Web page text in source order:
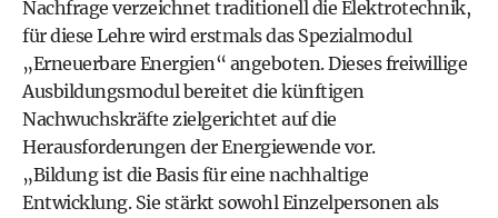
Nachfrage verzeichnet traditionell die Elektrotechnik,
für diese Lehre wird erstmals das Spezialmodul
„Erneuerbare Energien“ angeboten. Dieses freiwillige
Ausbildungsmodul bereitet die künftigen
Nachwuchskräfte zielgerichtet auf die
Herausforderungen der Energiewende vor.
„Bildung ist die Basis für eine nachhaltige
Entwicklung. Sie stärkt sowohl Einzelpersonen als